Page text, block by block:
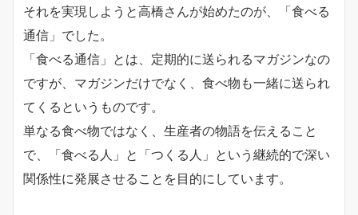
それを実現しようと高橋さんが始めたのが、「食べる
通信」でした。
「食べる通信」とは、定期的に送られるマガジンなの
ですが、マガジンだけでなく、食べ物も一緒に送られ
てくるというものです。
単なる食べ物ではなく、生産者の物語を伝えること
で、「食べる人」と「つくる人」という継続的で深い
関係性に発展させることを目的にしています。